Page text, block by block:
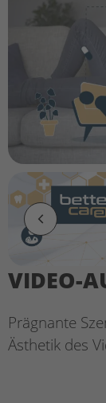
VIDEO-
Prägnante
Ästhetik des